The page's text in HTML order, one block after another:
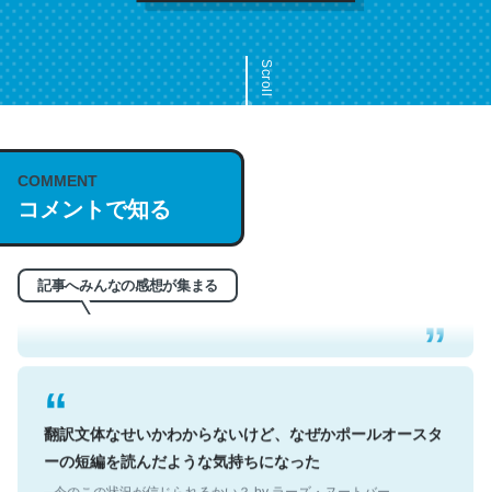
Scroll
COMMENT
コメントで知る
記事へみんなの感想が集まる
これは名文。彼はとてもクレバーなんだろうなと凄く思
う。英語少しでも読める人は原文もお勧め。自分はこの流
─今のこの状況が信じられるかい？ by ラーズ・ヌートバー
翻訳文体なせいかわからないけど、なぜかポールオースタ
ーの短編を読んだような気持ちになった
─今のこの状況が信じられるかい？ by ラーズ・ヌートバー